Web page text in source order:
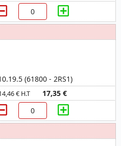
(61800 - 2RS1)
€ H.T 17,35 €